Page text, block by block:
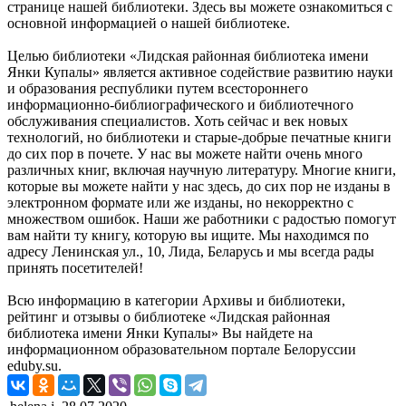
странице нашей библиотеки. Здесь вы можете ознакомиться с
основной информацией о нашей библиотеке.
Целью библиотеки «Лидская районная библиотека имени
Янки Купалы» является активное содействие развитию науки
и образования республики путем всестороннего
информационно-библиографического и библиотечного
обслуживания специалистов. Хоть сейчас и век новых
технологий, но библиотеки и старые-добрые печатные книги
до сих пор в почете. У нас вы можете найти очень много
различных книг, включая научную литературу. Многие книги,
которые вы можете найти у нас здесь, до сих пор не изданы в
электронном формате или же изданы, но некорректно с
множеством ошибок. Наши же работники с радостью помогут
вам найти ту книгу, которую вы ищите. Мы находимся по
адресу Ленинская ул., 10, Лида, Беларусь и мы всегда рады
принять посетителей!
Всю информацию в категории Архивы и библиотеки,
рейтинг и отзывы о библиотеке «Лидская районная
библиотека имени Янки Купалы» Вы найдете на
информационном образовательном портале Белоруссии
eduby.su.